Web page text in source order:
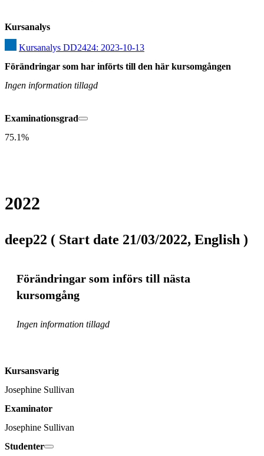
Kursanalys
Kursanalys DD2424: 2023-10-13
Förändringar som har införts till den här kursomgången
Ingen information tillagd
Examinationsgrad
75.1%
2022
deep22 ( Start date 21/03/2022, English )
Förändringar som införs till nästa
kursomgång
Ingen information tillagd
Kursansvarig
Josephine Sullivan
Examinator
Josephine Sullivan
Studenter